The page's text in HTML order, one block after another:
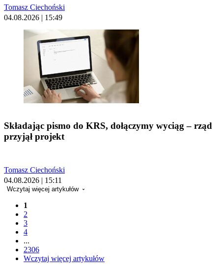
Tomasz Ciechoński
04.08.2026 | 15:49
Składając pismo do KRS, dołączymy wyciąg – rząd
przyjął projekt
Tomasz Ciechoński
04.08.2026 | 15:11
Wczytaj więcej artykułów
1
2
3
4
...
2306
Wczytaj więcej artykułów